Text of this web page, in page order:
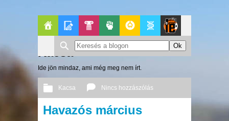
FőoldalBlogokPop-
Kult
PolitikaGeekZone
Kacsa
Ide jön mindaz, ami még meg nem írt.
Kacsa Nincs hozzászólás
2013 03. 31. Őri András
Havazós március